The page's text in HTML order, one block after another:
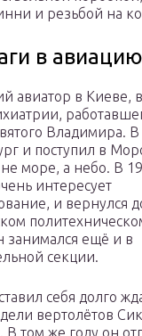
и резьбой на
в авиацию
авиатор в Киеве,
Владимира.
и поступил в
море, а небо. В
интересует
и вернулся
занимался ещё и в
секции.
себя долго
вертолётов
В том же году он